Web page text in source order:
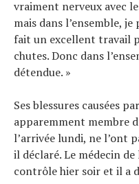
vraiment nerveux avec
mais dans l’ensemble,
fait un excellent travail
chutes. Donc dans
détendue. »
Ses blessures causées
apparemment membre
l’arrivée lundi, ne l’ont
il déclaré. Le médecin
contrôle hier soir et il a